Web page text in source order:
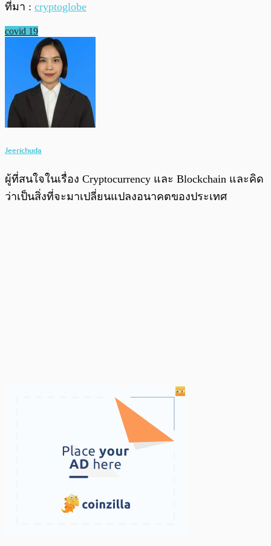
ที่มา : cryptoglobe
covid 19
Jeerichuda
ผู้ที่สนใจในเรื่อง Cryptocurrency และ Blockchain และคิด
ว่าเป็นสิ่งที่จะมาเปลี่ยนแปลงอนาคตของประเทศ